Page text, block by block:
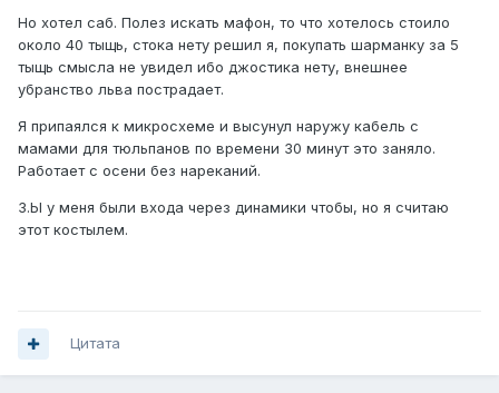
Но хотел саб. Полез искать мафон, то что хотелось стоило
около 40 тыщь, стока нету решил я, покупать шарманку за 5
тыщь смысла не увидел ибо джостика нету, внешнее
убранство льва пострадает.
Я припаялся к микросхеме и высунул наружу кабель с
мамами для тюльпанов по времени 30 минут это заняло.
Работает с осени без нареканий.
З.Ы у меня были входа через динамики чтобы, но я считаю
этот костылем.
Цитата